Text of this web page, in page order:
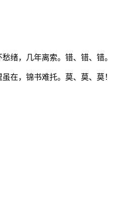
绪，几年离索。错、错、错。
在，锦书难托。莫、莫、莫！